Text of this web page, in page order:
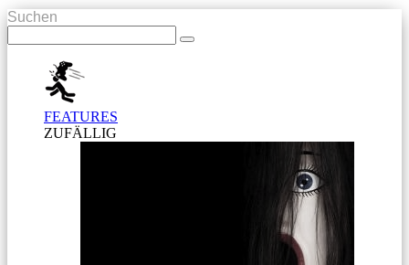
Suchen
FEATURES
ZUFÄLLIG